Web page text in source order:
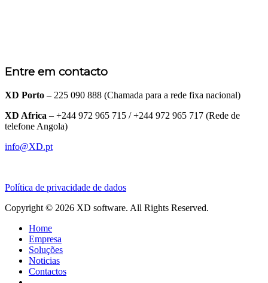
Entre em contacto
XD Porto – 225 090 888 (Chamada para a rede fixa nacional)
XD Africa – +244 972 965 715 / +244 972 965 717 (Rede de
telefone Angola)
info@XD.pt
Política de privacidade de dados
Copyright © 2026 XD software. All Rights Reserved.
Home
Empresa
Soluções
Noticias
Contactos